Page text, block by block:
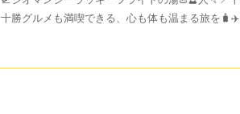
十勝グルメも満喫できる、心も体も温まる旅を